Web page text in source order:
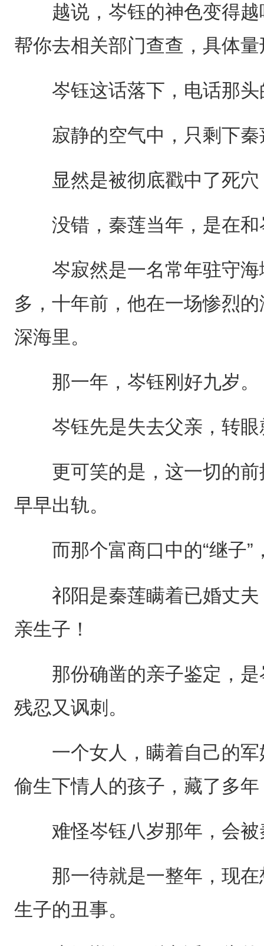
越说，岑钰的神色变得越
帮你去相关部门查查，具体量
岑钰这话落下，电话那头
寂静的空气中，只剩下秦
显然是被彻底戳中了死穴
没错，秦莲当年，是在和
岑寂然是一名常年驻守海
多，十年前，他在一场惨烈
深海里。
那一年，岑钰刚好九岁。
岑钰先是失去父亲，转眼
更可笑的是，这一切的前
早早出轨。
而那个富商口中的“继子”
祁阳是秦莲瞒着已婚丈夫
亲生子！
那份确凿的亲子鉴定，是
残忍又讽刺。
一个女人，瞒着自己的军
偷生下情人的孩子，藏了多
难怪岑钰八岁那年，会被
那一待就是一整年，现在
生子的丑事。